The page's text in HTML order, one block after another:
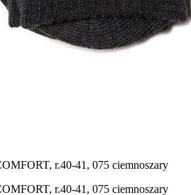
r.40-41, 075 ciemnoszary
r.40-41, 075 ciemnoszary